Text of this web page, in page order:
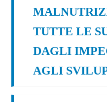
TUTTE LE
DAGLI
AGLI